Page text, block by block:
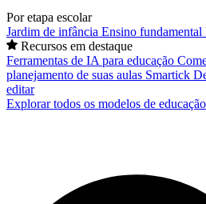
Por etapa escolar
Jardim de infância Ensino fundamental
Recursos em destaque
Ferramentas de IA para educação
planejamento de suas aulas Smartick
editar
Explorar todos os modelos de educação